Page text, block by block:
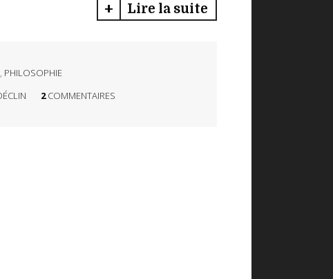
Lire la suite
, PHILOSOPHIE
2 COMMENTAIRES